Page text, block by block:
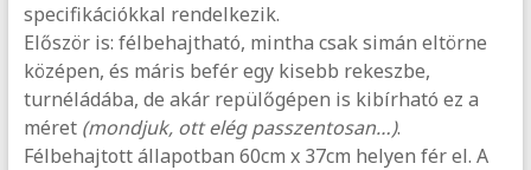
specifikációkkal rendelkezik.
Először is: félbehajtható, mintha csak simán eltörne
középen, és máris befér egy kisebb rekeszbe,
turnéládába, de akár repülőgépen is kibírható ez a
méret (mondjuk, ott elég passzentosan…).
Félbehajtott állapotban 60cm x 37cm helyen fér el. A